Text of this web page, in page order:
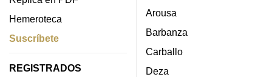
Hemeroteca
Suscríbete
REGISTRADOS
Arousa
Barbanza
Carballo
Deza